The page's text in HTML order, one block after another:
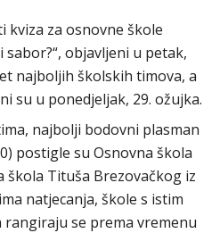
za osnovne škole
objavljeni u petak,
najboljih školskih timova, a
su u ponedjeljak, 29. ožujka.
najbolji bodovni plasman
postigle su Osnovna škola
škola Tituša Brezovačkog iz
natjecanja, škole s istim
se prema vremenu